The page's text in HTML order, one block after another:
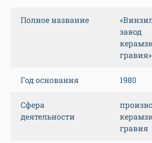
Полное название
завод
Год основания 1980
Сфера
деятельности
гравия